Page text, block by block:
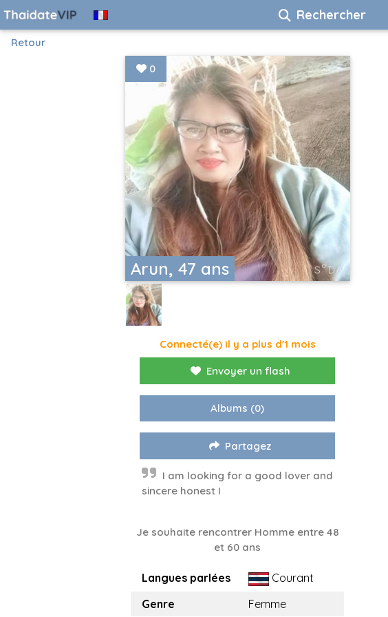
Rechercher
Retour
Arun, 47 ans
0
Connecté(e) il y a plus d'1 mois
Envoyer un flash
Albums (0)
Partagez
I am looking for a good lover and
sincere honest I
Je souhaite rencontrer Homme entre 48
et 60 ans
Langues parlées
Courant
Genre
Femme